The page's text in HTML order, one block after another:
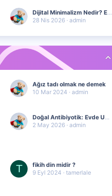
Dijital Minimalizm Nedir? Ekran Bağımlılığından Kurtulmanın 5 Etkili Yolu
28 Nis 2026 admin
Ağız tadı olmak ne demek
10 Mar 2024
admin
Doğal Antibiyotik: Evde Udi Hindi Yağı ve Bal Karışımı Nasıl Yapılır? Faydaları Nelerdir?
2 May 2026 admin
T
fikih din midir ?
9 Eyl 2024
tamerlale